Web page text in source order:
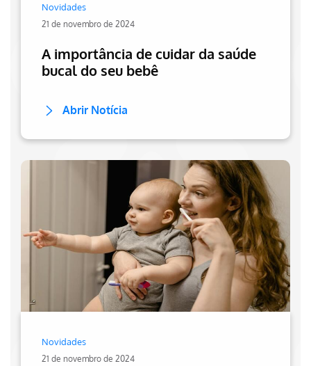
Novidades
21 de novembro de 2024
A importância de cuidar da saúde
bucal do seu bebê
Abrir Notícia
Novidades
21 de novembro de 2024